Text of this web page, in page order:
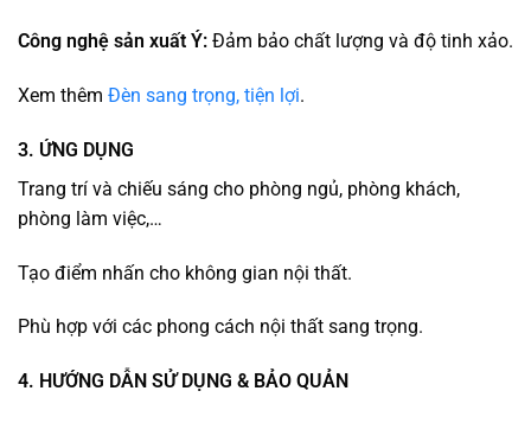
Công nghệ sản xuất Ý: Đảm bảo chất lượng và độ tinh xảo.
Xem thêm Đèn sang trọng, tiện lợi.
3. ỨNG DỤNG
Trang trí và chiếu sáng cho phòng ngủ, phòng khách,
phòng làm việc,…
Tạo điểm nhấn cho không gian nội thất.
Phù hợp với các phong cách nội thất sang trọng.
4. HƯỚNG DẪN SỬ DỤNG & BẢO QUẢN